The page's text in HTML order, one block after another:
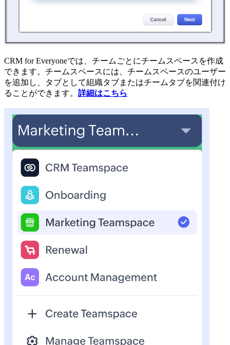
CRM for Everyoneでは、チームごとにチームスペースを作成
できます。チームスペースには、チームスペースのユーザー
を追加し、タブとして組織タブまたはチームタブを関連付け
ることができます。 詳細はこちら